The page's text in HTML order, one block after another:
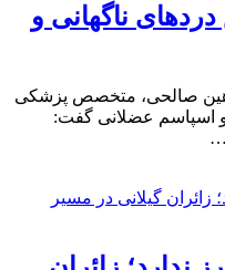
ناگهانی و
صالحی، متخصص پزشکی
اسپاسم عضلانی گفت: